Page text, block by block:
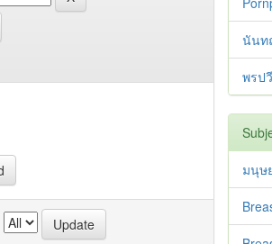
นันท
พรป
มนุษ